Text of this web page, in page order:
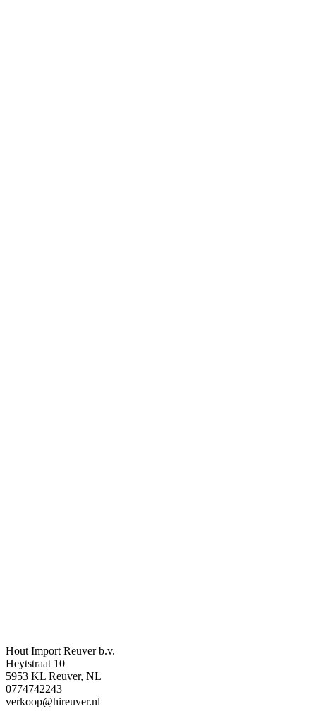
Hout Import Reuver b.v.
Heytstraat 10
5953 KL Reuver, NL
0774742243
verkoop@hireuver.nl